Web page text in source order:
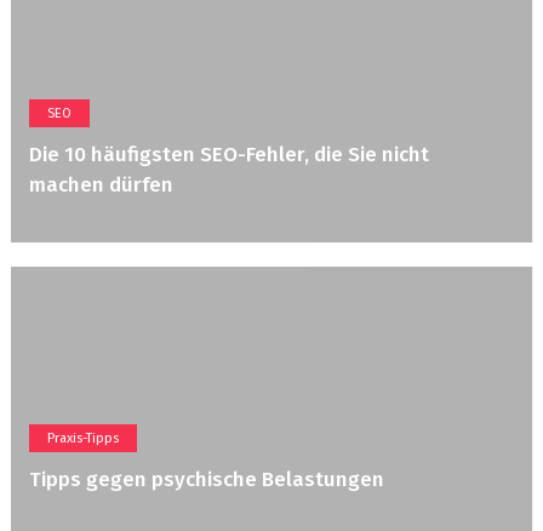
SEO
Die 10 häufigsten SEO-Fehler, die Sie nicht
machen dürfen
Praxis-Tipps
Tipps gegen psychische Belastungen